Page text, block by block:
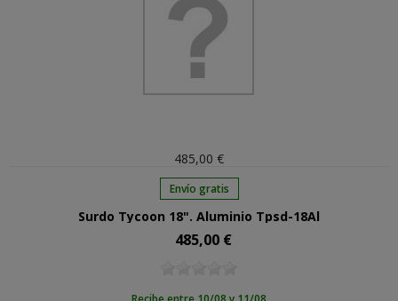
485,00 €
Envío gratis
Surdo Tycoon 18". Aluminio Tpsd-18Al
Precio
485,00 €